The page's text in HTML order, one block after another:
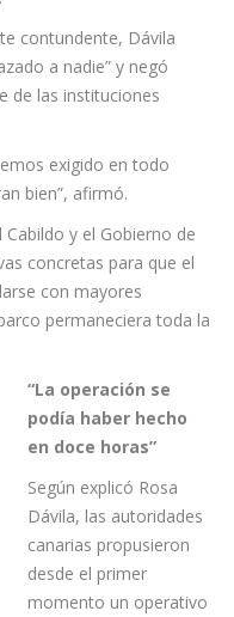
tomadas al
contundente, Dávila
a nadie” y negó
de las instituciones
exigido en todo
bien”, afirmó.
y el Gobierno de
concretas para que el
con mayores
permaneciera toda la
“La operación se
podía haber hecho
en doce horas”
Según explicó Rosa
Dávila, las autoridades
canarias propusieron